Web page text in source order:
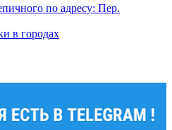
по адресу: Пер.
в городах